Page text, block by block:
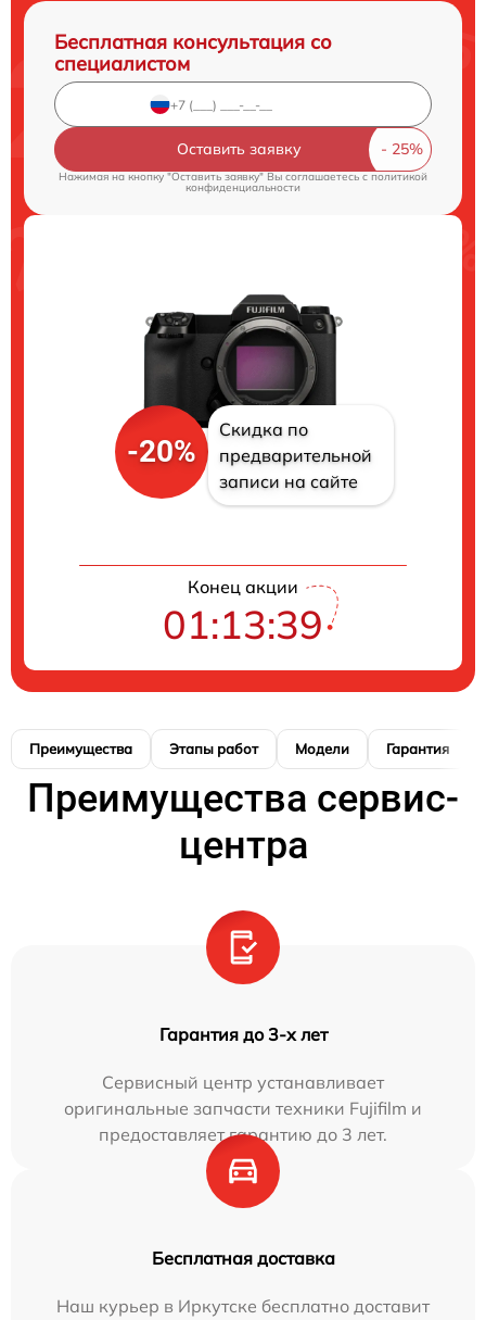
Бесплатная консультация со
специалистом
Оставить заявку
Нажимая на кнопку "Оставить заявку" Вы соглашаетесь c политикой
конфиденциальности
-20%
Скидка по
предварительной
записи на сайте
Конец акции
01:13:38
Преимущества Этапы работ Модели Гарантия
Преимущества сервис-
центра
Гарантия до 3-х лет
Сервисный центр устанавливает
оригинальные запчасти техники Fujifilm и
предоставляет гарантию до 3 лет.
Бесплатная доставка
Наш курьер в Иркутске бесплатно доставит